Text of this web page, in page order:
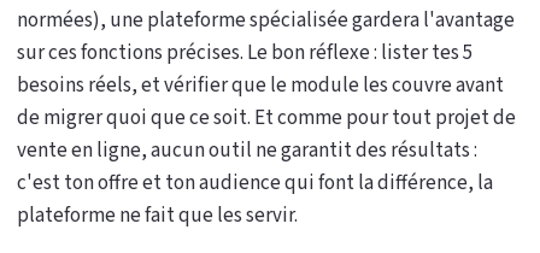
normées), une plateforme spécialisée gardera l'avantage
sur ces fonctions précises. Le bon réflexe : lister tes 5
besoins réels, et vérifier que le module les couvre avant
de migrer quoi que ce soit. Et comme pour tout projet de
vente en ligne, aucun outil ne garantit des résultats :
c'est ton offre et ton audience qui font la différence, la
plateforme ne fait que les servir.